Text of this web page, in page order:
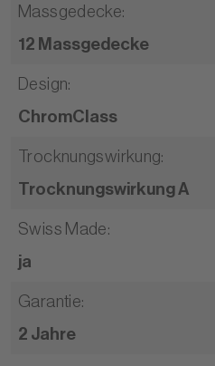
Massgedecke:
12 Massgedecke
Design:
ChromClass
Trocknungswirkung:
Trocknungswirkung A
Swiss Made:
ja
Garantie:
2 Jahre